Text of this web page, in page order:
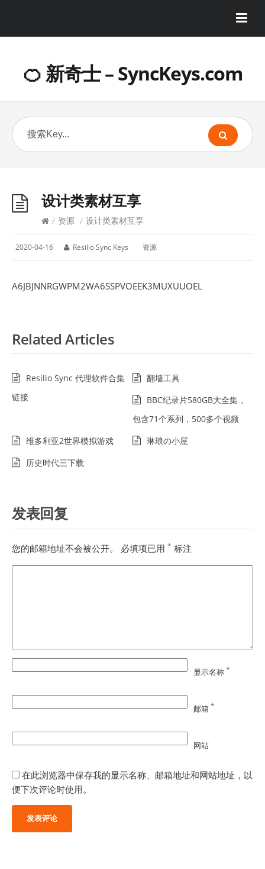
🍊 新奇士 – SyncKeys.com
设计类素材互享
/ 资源 / 设计类素材互享
2020-04-16 Resilio Sync Keys 资源
A6JBJNNRGWPM2WA6SSPVOEEK3MUXUUOEL
Related Articles
Resilio Sync 代理软件合集
链接
翻墙工具
BBC纪录片580GB大全集，
包含71个系列，500多个视频
维多利亚2世界模拟游戏
琳琅の小屋
历史时代三下载
发表回复
您的邮箱地址不会被公开。 必填项已用 * 标注
显示名称*
邮箱*
网站
在此浏览器中保存我的显示名称、邮箱地址和网站地址，以
便下次评论时使用。